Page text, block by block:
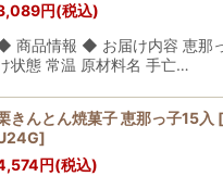
絞り込む
円(税込)
商品情報 ◆ お届け内容 恵那
状態 常温 原材料名 手亡…
きんとん焼菓子 恵那っ子15入 [
]
円(税込)